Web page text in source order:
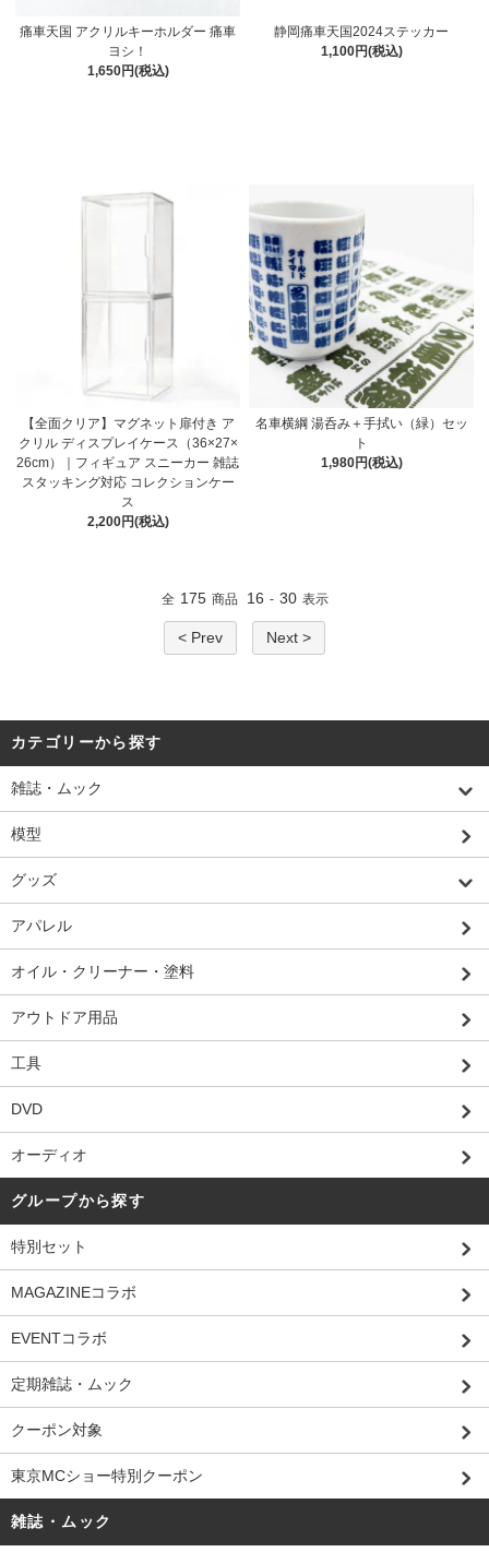
痛車天国 アクリルキーホルダー 痛車
ヨシ！
1,650円(税込)
静岡痛車天国2024ステッカー
1,100円(税込)
【全面クリア】マグネット扉付き ア
クリル ディスプレイケース（36×27×
26cm）｜フィギュア スニーカー 雑誌
スタッキング対応 コレクションケー
ス
2,200円(税込)
名車横綱 湯呑み＋手拭い（緑）セッ
ト
1,980円(税込)
全 175 商品 16 - 30 表示
< Prev Next >
カテゴリーから探す
雑誌・ムック
模型
グッズ
アパレル
オイル・クリーナー・塗料
アウトドア用品
工具
DVD
オーディオ
グループから探す
特別セット
MAGAZINEコラボ
EVENTコラボ
定期雑誌・ムック
クーポン対象
東京MCショー特別クーポン
雑誌・ムック